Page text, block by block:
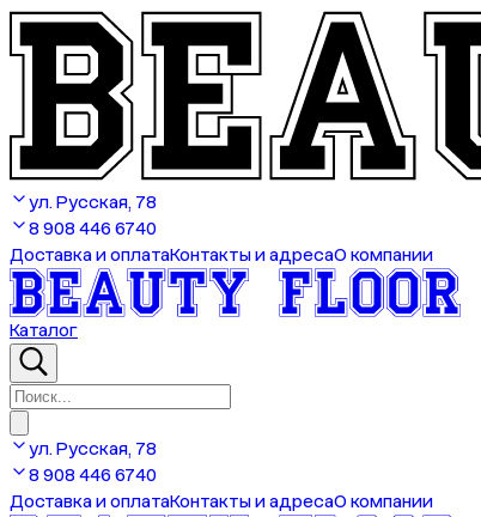
ул. Русская, 78
8 908 446 6740
Доставка и оплатаКонтакты и адресаО компании
Каталог
ул. Русская, 78
8 908 446 6740
Доставка и оплатаКонтакты и адресаО компании